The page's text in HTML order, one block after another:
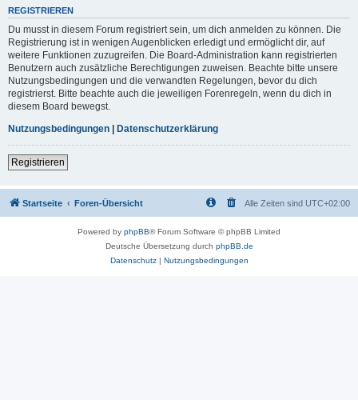
REGISTRIEREN
Du musst in diesem Forum registriert sein, um dich anmelden zu können. Die
Registrierung ist in wenigen Augenblicken erledigt und ermöglicht dir, auf
weitere Funktionen zuzugreifen. Die Board-Administration kann registrierten
Benutzern auch zusätzliche Berechtigungen zuweisen. Beachte bitte unsere
Nutzungsbedingungen und die verwandten Regelungen, bevor du dich
registrierst. Bitte beachte auch die jeweiligen Forenregeln, wenn du dich in
diesem Board bewegst.
Nutzungsbedingungen | Datenschutzerklärung
Registrieren
Startseite Foren-Übersicht Alle Zeiten sind UTC+02:00
Powered by phpBB® Forum Software © phpBB Limited
Deutsche Übersetzung durch phpBB.de
Datenschutz| Nutzungsbedingungen